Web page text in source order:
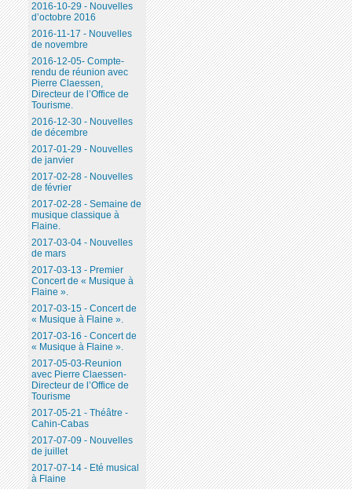
2016-10-29 - Nouvelles
d’octobre 2016
2016-11-17 - Nouvelles
de novembre
2016-12-05- Compte-
rendu de réunion avec
Pierre Claessen,
Directeur de l’Office de
Tourisme.
2016-12-30 - Nouvelles
de décembre
2017-01-29 - Nouvelles
de janvier
2017-02-28 - Nouvelles
de février
2017-02-28 - Semaine de
musique classique à
Flaine.
2017-03-04 - Nouvelles
de mars
2017-03-13 - Premier
Concert de « Musique à
Flaine ».
2017-03-15 - Concert de
« Musique à Flaine ».
2017-03-16 - Concert de
« Musique à Flaine ».
2017-05-03-Reunion
avec Pierre Claessen-
Directeur de l’Office de
Tourisme
2017-05-21 - Théâtre -
Cahin-Cabas
2017-07-09 - Nouvelles
de juillet
2017-07-14 - Eté musical
à Flaine